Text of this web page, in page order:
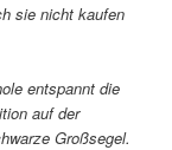
sie nicht kaufen
entspannt die
auf der
Großsegel.